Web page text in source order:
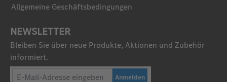
Allgemeine Geschäftsbedingungen
NEWSLETTER
Bleiben Sie über neue Produkte, Aktionen und Zubehör
informiert.
Anmelden